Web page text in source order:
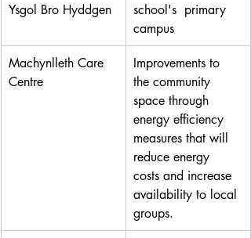
Ysgol Bro Hyddgen
school's  primary
campus
Machynlleth Care
Centre
Improvements to
the community
space through
energy efficiency
measures that will
reduce energy
costs and increase
availability to local
groups.